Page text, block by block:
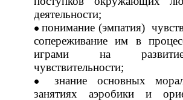
деятельности;
понимание (эмпатия)
сопереживание им в
играми на
чувствительности;
знание основных
занятиях аэробики и